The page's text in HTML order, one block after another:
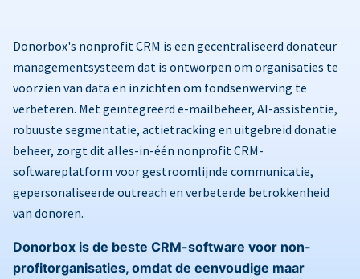
Donorbox's nonprofit CRM is een gecentraliseerd donateur
managementsysteem dat is ontworpen om organisaties te
voorzien van data en inzichten om fondsenwerving te
verbeteren. Met geïntegreerd e-mailbeheer, AI-assistentie,
robuuste segmentatie, actietracking en uitgebreid donatie
beheer, zorgt dit alles-in-één nonprofit CRM-
softwareplatform voor gestroomlijnde communicatie,
gepersonaliseerde outreach en verbeterde betrokkenheid
van donoren.
Donorbox is de beste CRM-software voor non-
profitorganisaties, omdat de eenvoudige maar